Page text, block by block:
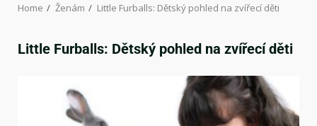
Home Ženám Little Furballs: Dětský pohled na zvířecí děti
Little Furballs: Dětský pohled na zvířecí děti